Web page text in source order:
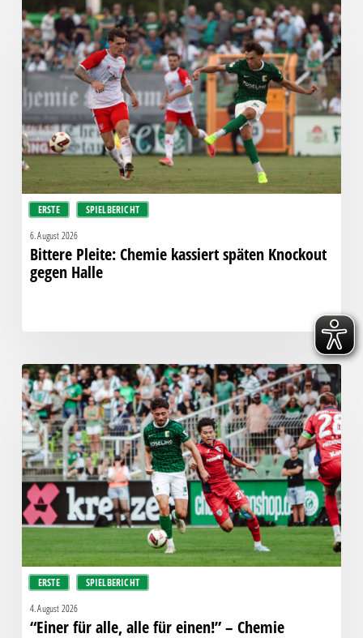
ERSTE SPIELBERICHT
Pleite:
Chemie
kassiert
späten
Knockout
gegen
Halle
6. August 2026
Bittere Pleite: Chemie kassiert späten Knockout
gegen Halle
ERSTE SPIELBERICHT
“Einer
für
alle,
alle
für
einen!”
–
Chemie
empfängt
den
Halleschen
FC
4. August 2026
“Einer für alle, alle für einen!” – Chemie